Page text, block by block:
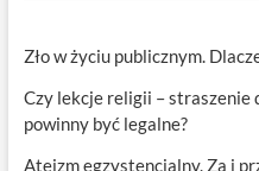
Zło w życiu publicznym.
Czy lekcje religii – straszenie
powinny być legalne?
Ateizm egzystencjalny. Za i